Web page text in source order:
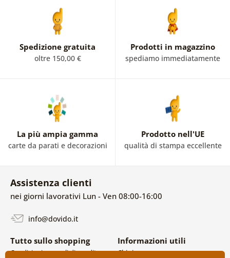
Spedizione gratuita
oltre 150,00 €
Prodotti in magazzino
spediamo immediatamente
La più ampia gamma
carte da parati e decorazioni
Prodotto nell'UE
qualità di stampa eccellente
Assistenza clienti
nei giorni lavorativi Lun - Ven 08:00-16:00
info@dovido.it
Tutto sullo shopping
Condizioni generali di vendita e
Informazioni utili
Chi siamo